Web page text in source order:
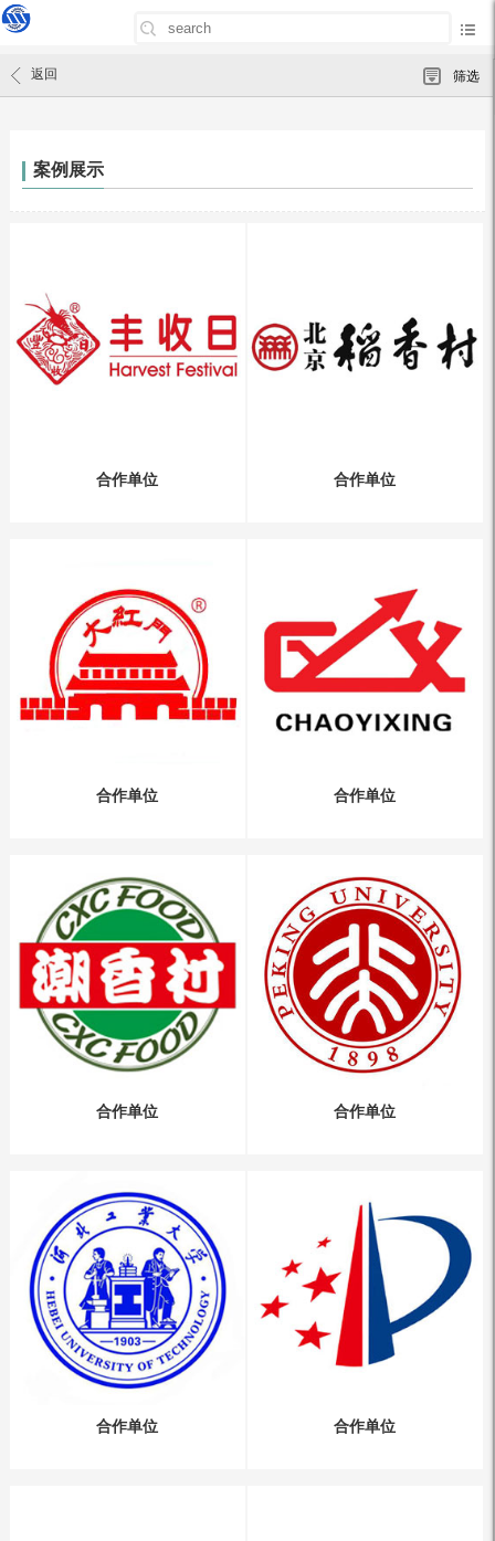
首页
返回 筛选
案例展示
合作单位 合作单位
合作单位 合作单位
合作单位 合作单位
合作单位 合作单位